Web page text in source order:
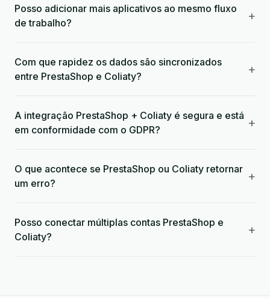
Posso adicionar mais aplicativos ao mesmo fluxo
de trabalho?
+
Com que rapidez os dados são sincronizados
entre PrestaShop e Coliaty?
+
A integração PrestaShop + Coliaty é segura e está
em conformidade com o GDPR?
+
O que acontece se PrestaShop ou Coliaty retornar
um erro?
+
Posso conectar múltiplas contas PrestaShop e
Coliaty?
+